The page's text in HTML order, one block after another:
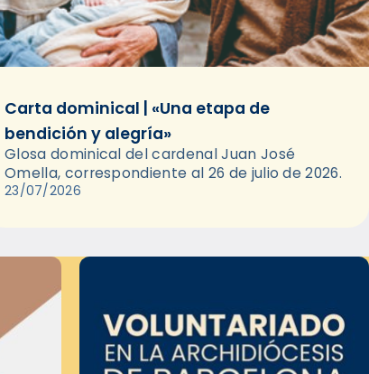
Carta dominical | «Una etapa de
bendición y alegría»
Glosa dominical del cardenal Juan José
Omella, correspondiente al 26 de julio de 2026.
23/07/2026